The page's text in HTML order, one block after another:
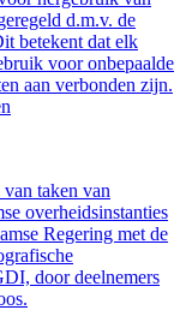
d.m.v. de
betekent dat elk
voor onbepaalde
aan verbonden zijn.
taken van
overheidsinstanties
Regering met de
door deelnemers